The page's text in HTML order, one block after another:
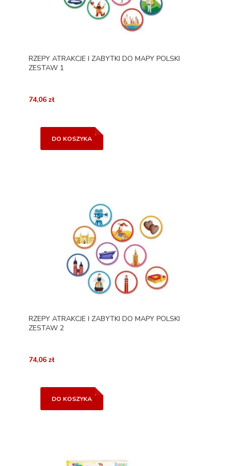
RZEPY ATRAKCJE I ZABYTKI DO MAPY POLSKI
ZESTAW 1
74,06 zł
DO KOSZYKA
RZEPY ATRAKCJE I ZABYTKI DO MAPY POLSKI
ZESTAW 2
74,06 zł
DO KOSZYKA